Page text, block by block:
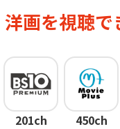
洋画を視聴で
201ch 450ch